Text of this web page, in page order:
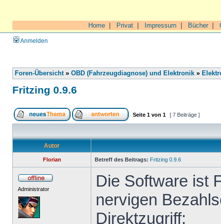
Home Privat Impressum Bücher|
Anmelden
Foren-Übersicht» OBD (Fahrzeugdiagnose) und Elektronik »
Fritzing 0.9.6
Seite 1 von 1 [ 7 Beiträge ]
Autor
Florian Betreff des Beitrags: Fritzing 0.9.6
Administrator
Die Software ist
nervigen
Direktzugriff: